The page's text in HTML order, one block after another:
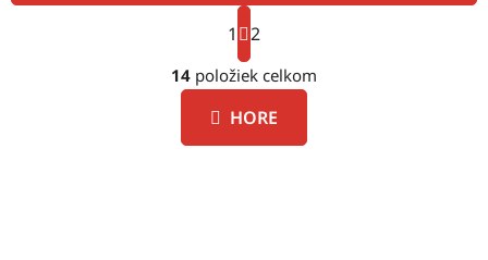
O
v
l
á
d
S
t
r
á
n
k
1 2
14 položiek celkom
HORE